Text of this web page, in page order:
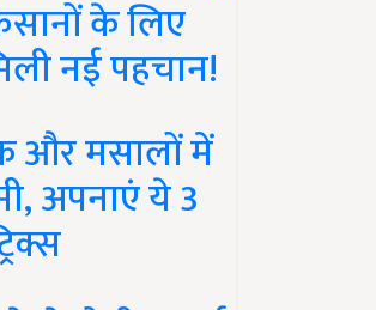
के लिए
नई पहचान!
और मसालों में
अपनाएं ये 3